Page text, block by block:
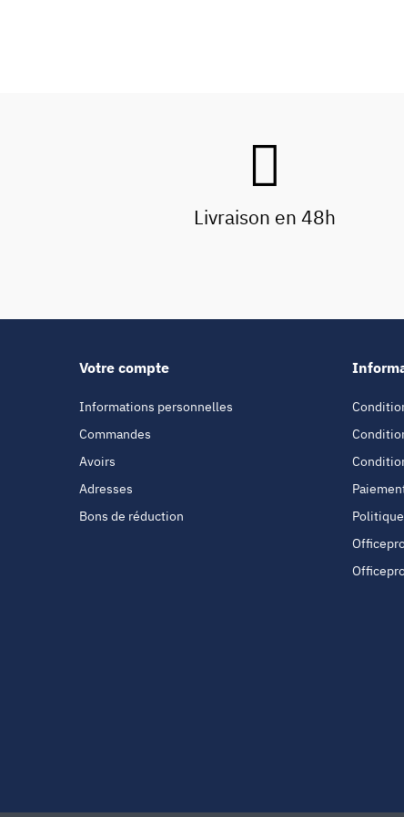
Livraison en 48h
Votre compte
Informations personnelles
Commandes
Avoirs
Adresses
Bons de réduction